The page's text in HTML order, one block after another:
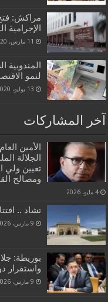
مراكش:
الإجرامية
11 مارس، 2020
المندوبية
لنمو
13 يوليو، 2020
آخر المشاركات
الأمين
الجلالة
تعيين ولي
ومصالح
4 مايو، 2026
تشاد ..
9 مارس، 2026
بوريطة:
واستقرار
9 مارس، 2026